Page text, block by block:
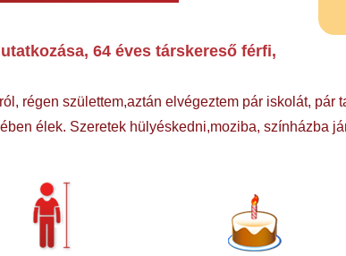
64 éves társkereső férfi,
régen születtem,aztán elvégeztem pár iskolát, pár
élek. Szeretek hülyéskedni,moziba, színházba